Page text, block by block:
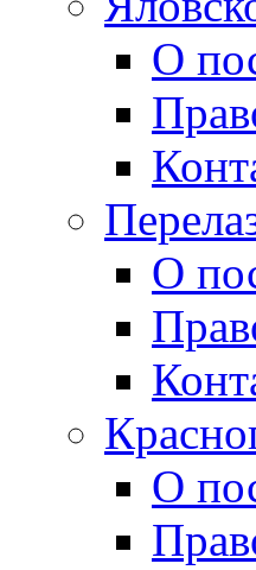
О
О
О